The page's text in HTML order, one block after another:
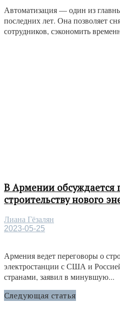
Автоматизация — один из
последних лет. Она позволяет
сотрудников, сэкономить
В Армении обсуждается
строительству нового
Лиана Гёзалян
2023-05-25
Армения ведет переговоры о
электростанции с США и
странами, заявил в минувшую...
Следующая статья